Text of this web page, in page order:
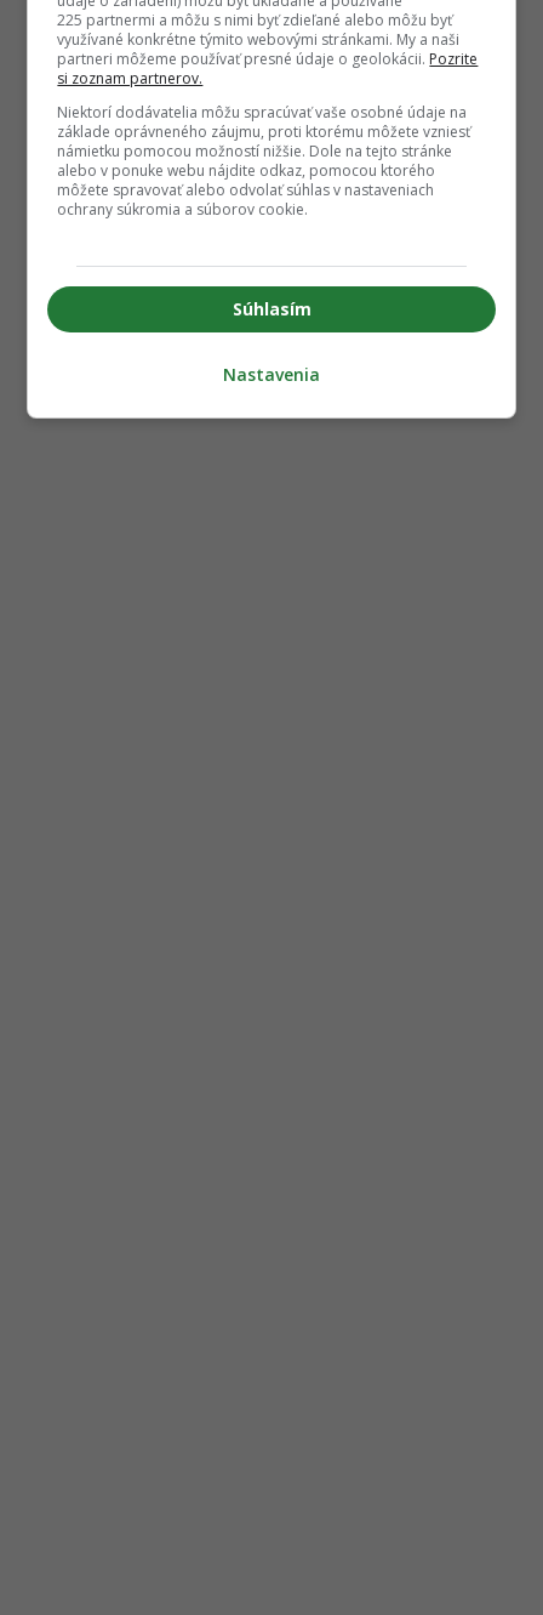
225 partnermi a môžu s nimi byť zdieľané alebo môžu byť
využívané konkrétne týmito webovými stránkami. My a naši
partneri môžeme používať presné údaje o geolokácii. Pozrite
si zoznam partnerov.
Niektorí dodávatelia môžu spracúvať vaše osobné údaje na
základe oprávneného záujmu, proti ktorému môžete vzniesť
námietku pomocou možností nižšie. Dole na tejto stránke
alebo v ponuke webu nájdite odkaz, pomocou ktorého
môžete spravovať alebo odvolať súhlas v nastaveniach
ochrany súkromia a súborov cookie.
Súhlasím
Nastavenia